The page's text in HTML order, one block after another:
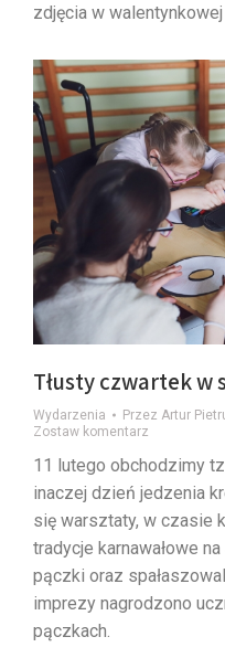
zdjęcia w
Tłusty czwartek w
Wydarzenia Przez Artur
Zostaw komentarz
11 lutego obchodzimy
inaczej dzień jedzenia
się warsztaty, w czasie
tradycje karnawałowe
pączki oraz
imprezy nagrodzono
pączkach.